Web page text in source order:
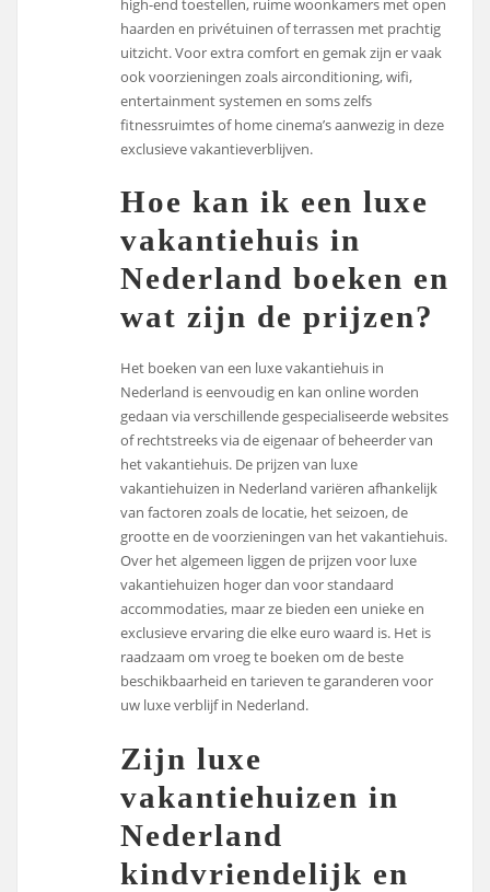
high-end toestellen, ruime woonkamers met open
haarden en privétuinen of terrassen met prachtig
uitzicht. Voor extra comfort en gemak zijn er vaak
ook voorzieningen zoals airconditioning, wifi,
entertainment systemen en soms zelfs
fitnessruimtes of home cinema’s aanwezig in deze
exclusieve vakantieverblijven.
Hoe kan ik een luxe
vakantiehuis in
Nederland boeken en
wat zijn de prijzen?
Het boeken van een luxe vakantiehuis in
Nederland is eenvoudig en kan online worden
gedaan via verschillende gespecialiseerde websites
of rechtstreeks via de eigenaar of beheerder van
het vakantiehuis. De prijzen van luxe
vakantiehuizen in Nederland variëren afhankelijk
van factoren zoals de locatie, het seizoen, de
grootte en de voorzieningen van het vakantiehuis.
Over het algemeen liggen de prijzen voor luxe
vakantiehuizen hoger dan voor standaard
accommodaties, maar ze bieden een unieke en
exclusieve ervaring die elke euro waard is. Het is
raadzaam om vroeg te boeken om de beste
beschikbaarheid en tarieven te garanderen voor
uw luxe verblijf in Nederland.
Zijn luxe
vakantiehuizen in
Nederland
kindvriendelijk en